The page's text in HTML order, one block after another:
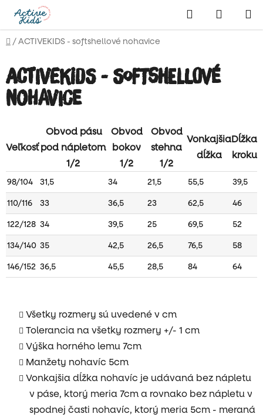
obsah
Hľadať
KOŠÍK
Domov
/ACTIVEKIDS - softshellové nohavice
ACTIVEKIDS - softshellové
nohavice
Veľkosť
Obvod pásu
pod nápletom
1/2
Obvod
bokov
1/2
Obvod
stehna
1/2
Vonkajšia
dĺžka
Dĺžka
kroku
98/104 31,5 34 21,5 55,5
39,5
110/116
33 36,5 23 62,5
46
122/128 34 39,5 25 69,5
52
134/140 35 42,5 26,5 76,5
58
146/152 36,5 45,5 28,5 84 64
Všetky rozmery sú uvedené v cm
Tolerancia na všetky rozmery +/- 1 cm
Výška horného lemu 7cm
Manžety nohavíc 5cm
Vonkajšia dĺžka nohavíc je udávaná bez nápletu
v páse, ktorý meria 7cm a rovnako bez nápletu v
spodnej časti nohavíc, ktorý meria 5cm - meraná